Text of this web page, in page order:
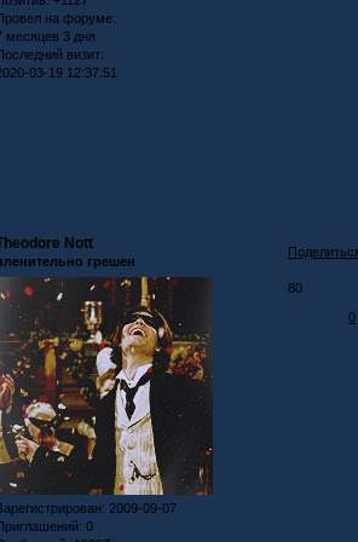
на форуме:
месяцев 3 дня
визит:
03-19 12:37:51
Nott
грешен
: 2009-09-07
0
80
0